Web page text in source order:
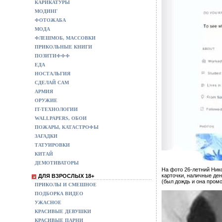
КАРИКАТУРЫ
МОДИНГ
ФОТОЖАБА
МОДА
ФЛЕШМОБ, МАССОВКИ
ПРИКОЛЬНЫЕ КНИГИ
ПОЗИТИФФФ
ЕДА
НОСТАЛЬГИЯ
СДЕЛАЙ САМ
АРМИЯ
ОРУЖИЕ
IT-ТЕХНОЛОГИИ
WALLPAPERS, ОБОИ
ПОЖАРЫ, КАТАСТРОФЫ
ЗАГАДКИ
ТАТУИРОВКИ
КИТАЙ
ДЕМОТИВАТОРЫ
ДЛЯ ВЗРОСЛЫХ 18+
ПРИКОЛЫ И СМЕШНОЕ
ПОДБОРКА ВИДЕО
УЖАСНОЕ
КРАСИВЫЕ ДЕВУШКИ
КРАСИВЫЕ ПАРНИ
На фото 26-летний
карточки, наличные
(был дождь и она